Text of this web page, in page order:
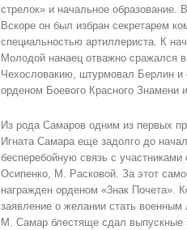
стрелок» и начальное
Вскоре он был избран секретарем
специальностью артиллериста. К
Молодой нанаец отважно сражался
Чехословакию, штурмовал Берлин
орденом Боевого Красного
Из рода Самаров одним из первых
Игната Самара еще задолго до
бесперебойную связь с
Осипенко, M. Расковой. За этот
награжден орденом «3нак Почета».
заявление о желании стать
М. Самар блестяще сдал выпускные